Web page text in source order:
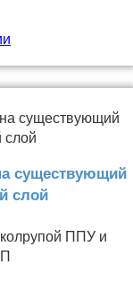
существующий
слой